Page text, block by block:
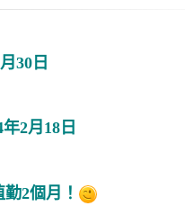
30日
2月18日
2個月！